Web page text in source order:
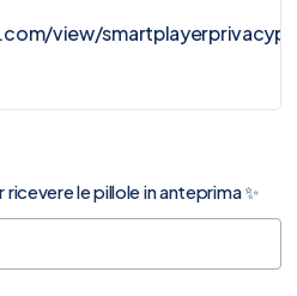
view/
le pillole in anteprima ✨